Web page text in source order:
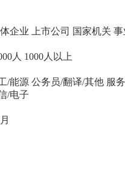
企业 上市公司 国家机关 事
人 1000人以上
/能源 公务员/翻译/其他 服
/电子